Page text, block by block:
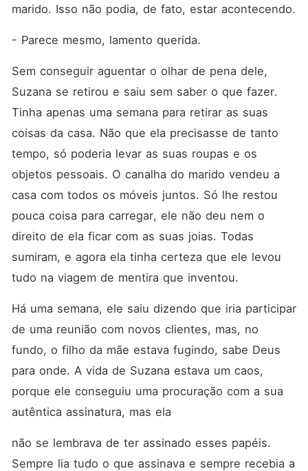
marido. Isso não podia, de fato, estar acontecendo.
- Parece mesmo, lamento querida.
Sem conseguir aguentar o olhar de pena dele,
Suzana se retirou e saiu sem saber o que fazer.
Tinha apenas uma semana para retirar as suas
coisas da casa. Não que ela precisasse de tanto
tempo, só poderia levar as suas roupas e os
objetos pessoais. O canalha do marido vendeu a
casa com todos os móveis juntos. Só lhe restou
pouca coisa para carregar, ele não deu nem o
direito de ela ficar com as suas joias. Todas
sumiram, e agora ela tinha certeza que ele levou
tudo na viagem de mentira que inventou.
Há uma semana, ele saiu dizendo que iria participar
de uma reunião com novos clientes, mas, no
fundo, o filho da mãe estava fugindo, sabe Deus
para onde. A vida de Suzana estava um caos,
porque ele conseguiu uma procuração com a sua
autêntica assinatura, mas ela
não se lembrava de ter assinado esses papéis.
Sempre lia tudo o que assinava e sempre recebia a